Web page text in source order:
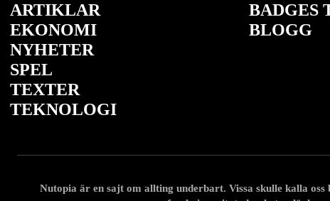
ARTIKLAR
EKONOMI
NYHETER
SPEL
TEXTER
TEKNOLOGI
BADGES
BLOGG
Nutopia är en sajt om allting underbart. Vissa skulle kalla